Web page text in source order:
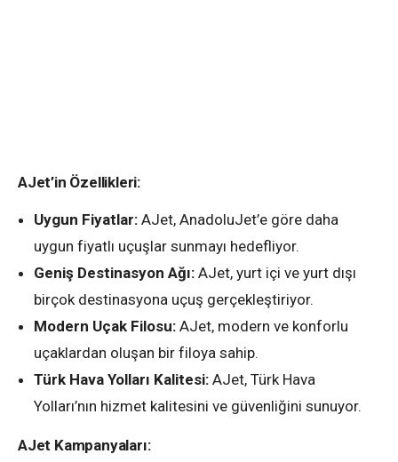
AJet’in Özellikleri:
Uygun Fiyatlar: AJet, AnadoluJet’e göre daha
uygun fiyatlı uçuşlar sunmayı hedefliyor.
Geniş Destinasyon Ağı: AJet, yurt içi ve yurt dışı
birçok destinasyona uçuş gerçekleştiriyor.
Modern Uçak Filosu: AJet, modern ve konforlu
uçaklardan oluşan bir filoya sahip.
Türk Hava Yolları Kalitesi: AJet, Türk Hava
Yolları’nın hizmet kalitesini ve güvenliğini sunuyor.
AJet Kampanyaları: